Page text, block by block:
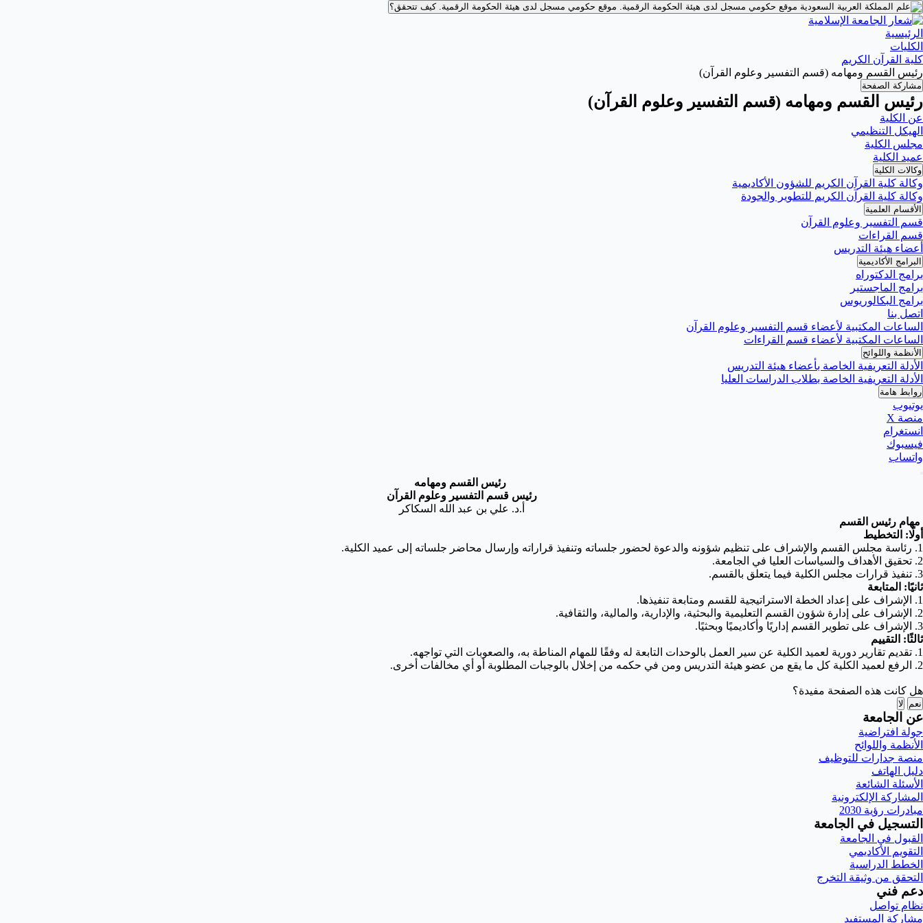
موقع حكومي مسجل لدى هيئة الحكومة الرقمية. موقع حكومي مسجل لدى هيئة الحكومة الرقمية.كيف تتحقق؟
الرئيسية
الكليات
كلية القرآن الكريم
رئيس القسم ومهامه (قسم التفسير وعلوم القرآن)
مشاركة الصفحة
رئيس القسم ومهامه (قسم التفسير وعلوم القرآن)
عن الكلية
الهيكل التنظيمي
مجلس الكلية
عميد الكلية
وكالات الكلية
وكالة كلية القرآن الكريم للشؤون الأكاديمية
وكالة كلية القرآن الكريم للتطوير والجودة
الأقسام العلمية
قسم التفسير وعلوم القرآن
قسم القراءات
أعضاء هيئة التدريس
البرامج الأكاديمية
برامج الدكتوراه
برامج الماجستير
برامج البكالوريوس
اتصل بنا
الساعات المكتبية لأعضاء قسم التفسير وعلوم القرآن
الساعات المكتبية لأعضاء قسم القراءات
الأنظمة واللوائح
الأدلة التعريفية الخاصة بأعضاء هيئة التدريس
الأدلة التعريفية الخاصة بطلاب الدراسات العليا
روابط هامة
يوتيوب
منصة X
انستغرام
فيسبوك
واتساب
رئيس القسم ومهامه
رئيس قسم التفسير وعلوم القرآن
أ.د. علي بن عبد الله السكاكر
مهام رئيس القسم
أولًا: التخطيط
1. رئاسة مجلس القسم والإشراف على تنظيم شؤونه والدعوة لحضور جلساته وتنفيذ قراراته وإرسال محاضر جلساته إلى عميد الكلية.
2. تحقيق الأهداف والسياسات العليا في الجامعة.
3. تنفيذ قرارات مجلس الكلية فيما يتعلق بالقسم.
ثانيًا: المتابعة
1. الإشراف على إعداد الخطة الاستراتيجية للقسم ومتابعة تنفيذها.
2. الإشراف على إدارة شؤون القسم التعليمية والبحثية، والإدارية، والمالية، والثقافية.
3. الإشراف على تطوير القسم إداريًا وأكاديميًا وبحثيًا.
ثالثًا: التقييم
1. تقديم تقارير دورية لعميد الكلية عن سير العمل بالوحدات التابعة له وفقًا للمهام المناطة به، والصعوبات التي تواجهه.
2. الرفع لعميد الكلية كل ما يقع من عضو هيئة التدريس ومن في حكمه من إخلال بالوجبات المطلوبة أو أي مخالفات أخرى.
هل كانت هذه الصفحة مفيدة؟
نعم لا
عن الجامعة
جولة افتراضية
الأنظمة واللوائح
منصة جدارات للتوظيف
دليل الهاتف
الأسئلة الشائعة
المشاركة الإلكترونية
مبادرات رؤية 2030
التسجيل في الجامعة
القبول في الجامعة
التقويم الأكاديمي
الخطط الدراسية
التحقق من وثيقة التخرج
دعم فني
نظام تواصل
مشاركة المستفيد